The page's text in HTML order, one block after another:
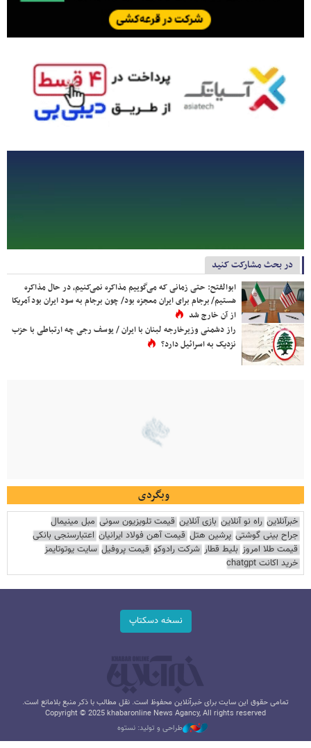
در بحث مشارکت کنید
ابوالفتح: حتی زمانی که می‌گوییم مذاکره نمی‌کنیم، در حال مذاکره
هستیم/ برجام برای ایران معجزه بود/ چون برجام به سود ایران بود آمریکا
از آن خارج شد
راز دشمنی وزیرخارجه لبنان با ایران / یوسف رجی چه ارتباطی با حزب
نزدیک به اسرائیل دارد؟
وبگردی
خبرآنلاین راه نو آنلاین بازی آنلاین قیمت تلویزیون سونی مبل مینیمال
جراح بینی گوشتی پرشین هتل قیمت آهن فولاد ایرانیان اعتبارسنجی بانکی
قیمت طلا امروز بلیط قطار شرکت رادوکو قیمت پروفیل سایت یوتوتایمز
خرید اکانت chatgpt
نسخه دسکتاپ
تمامی حقوق این سایت برای خبرآنلاین محفوظ است. نقل مطالب با ذکر منبع بلامانع است.
Copyright © 2025 khabaronline News Agancy, All rights reserved
طراحی و تولید: نستوه